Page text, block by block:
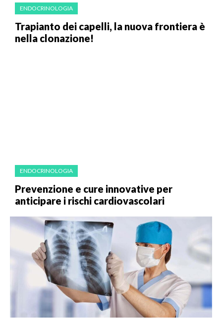
ENDOCRINOLOGIA
Trapianto dei capelli, la nuova frontiera è
nella clonazione!
ENDOCRINOLOGIA
Prevenzione e cure innovative per
anticipare i rischi cardiovascolari